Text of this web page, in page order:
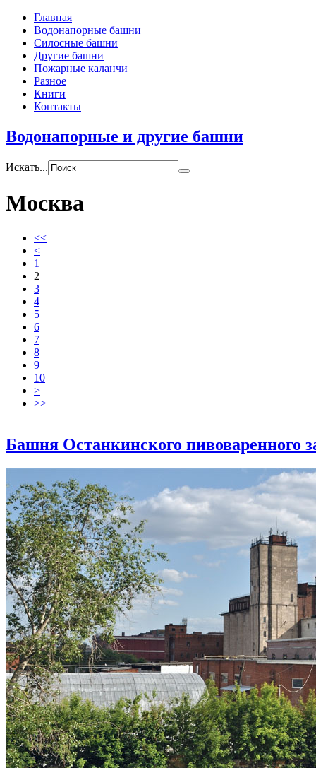
Главная
Водонапорные башни
Силосные башни
Другие башни
Пожарные каланчи
Разное
Книги
Контакты
Водонапорные и другие башни
Искать...
Москва
<<
<
1
2
3
4
5
6
7
8
9
10
>
>>
Башня Останкинского пивоваренного